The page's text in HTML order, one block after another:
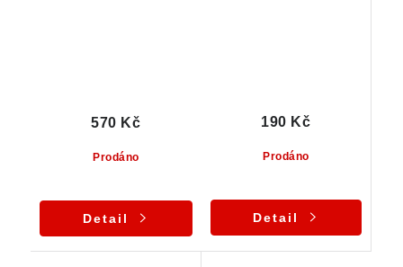
Prodáno
570 Kč
Detail
Prodáno
190 Kč
Detail